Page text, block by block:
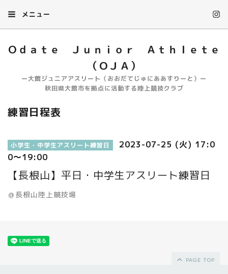
メニュー
Ｏｄａｔｅ Ｊｕｎｉｏｒ Ａｔｈｌｅｔｅ
（ＯＪＡ）
ー大館ジュニアアスリート（おおだてじゅにああすりーと）ー
秋田県大館市を拠点に活動する陸上競技クラブ
練習日程表
小学生・中学生アスリート練習日
2023-07-25 (火) 17:0
0～19:00
【長根山】平日・中学生アスリート練習日
＠長根山陸上競技場
PAGE TOP